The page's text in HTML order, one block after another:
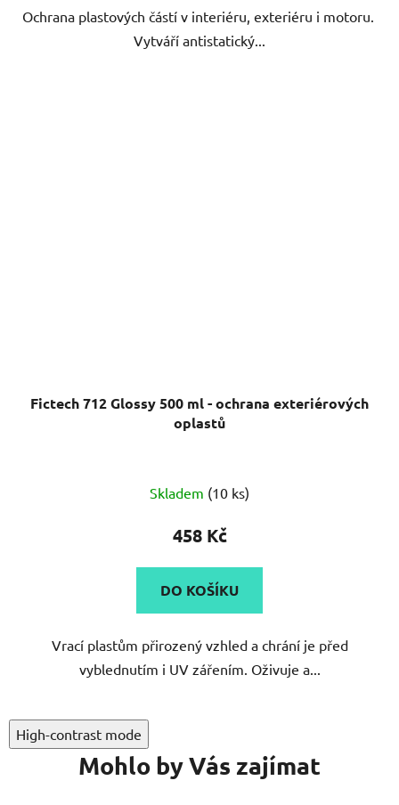
hvězdiček.
Ochrana plastových částí v interiéru, exteriéru i motoru.
Vytváří antistatický...
Fictech 712 Glossy 500 ml - ochrana exteriérových
oplastů
Skladem (10 ks)
458 Kč
DO KOŠÍKU
Vrací plastům přirozený vzhled a chrání je před
vyblednutím i UV zářením. Oživuje a...
High-contrast mode
Mohlo by Vás zajímat